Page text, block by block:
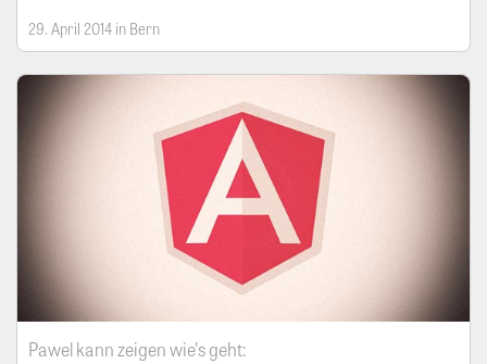
29. April 2014 in Bern
Pawel kann zeigen wie's geht: